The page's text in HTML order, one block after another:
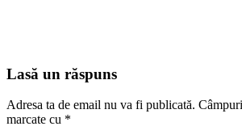
Lasă un răspuns
Adresa ta de email nu va fi publicată.
marcate cu *